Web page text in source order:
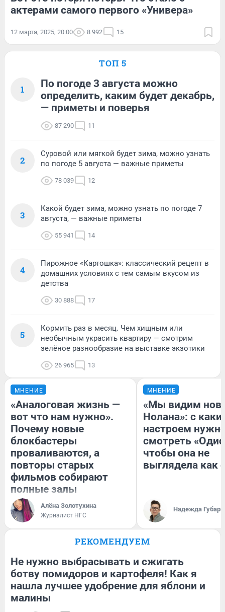
актерами самого первого «Универа»
12 марта, 2025, 20:00 8 992 15
ТОП 5
1
По погоде 3 августа можно
определить, каким будет декабрь,
— приметы и поверья
87 290 11
2
Суровой или мягкой будет зима, можно узнать
по погоде 5 августа — важные приметы
78 039 12
3
Какой будет зима, можно узнать по погоде 7
августа, — важные приметы
55 941 14
4
Пирожное «Картошка»: классический рецепт в
домашних условиях с тем самым вкусом из
детства
30 888 17
5
Кормить раз в месяц. Чем хищным или
необычным украсить квартиру — смотрим
зелёное разнообразие на выставке экзотики
26 965 13
МНЕНИЕ
«Аналоговая жизнь —
вот что нам нужно».
Почему новые
блокбастеры
проваливаются, а
повторы старых
фильмов собирают
полные залы
Алёна Золотухина
Журналист НГС
МНЕНИЕ
«Мы видим
Нолана»: с
настроем
смотреть
чтобы она не
выглядела как
Надежда Губарь
РЕКОМЕНДУЕМ
Не нужно выбрасывать и сжигать
ботву помидоров и картофеля! Как я
нашла лучшее удобрение для яблони и
малины